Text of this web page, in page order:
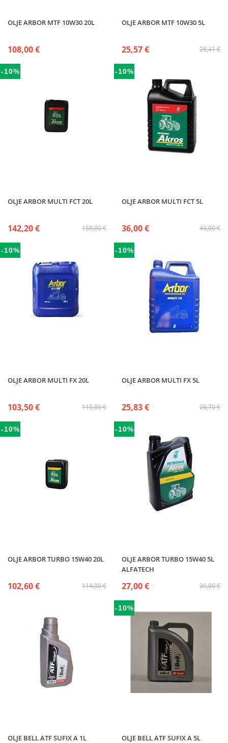
OLJE ARBOR MTF 10W30 20L
108,00 €
OLJE ARBOR MTF 10W30 5L
28,41 €
25,57 €
-10%
OLJE ARBOR MULTI FCT 20L
158,00 €
142,20 €
-10%
OLJE ARBOR MULTI FCT 5L
40,00 €
36,00 €
-10%
OLJE ARBOR MULTI FX 20L
115,00 €
103,50 €
-10%
OLJE ARBOR MULTI FX 5L
28,70 €
25,83 €
-10%
OLJE ARBOR TURBO 15W40 20L
114,00 €
102,60 €
-10%
OLJE ARBOR TURBO 15W40 5L
ALFATECH
30,00 €
27,00 €
OLJE BELL ATF SUFIX A 1L
-10%
OLJE BELL ATF SUFIX A 5L